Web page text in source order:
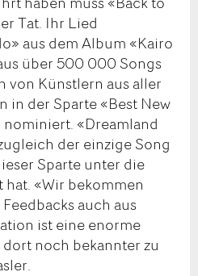
Tat. Ihr Lied
aus dem Album «Kairo
über 500 000 Songs
Künstlern aus aller
in der Sparte «Best New
«Dreamland
der einzige Song
Sparte unter die
«Wir bekommen
auch aus
ist eine enorme
noch bekannter zu